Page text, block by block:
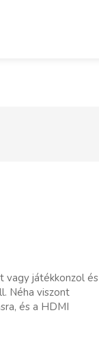
vagy játékkonzol és
Néha viszont
és a HDMI